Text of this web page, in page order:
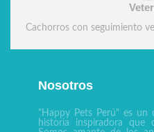
Cachorros con seguimiento
Nosotros
"Happy Pets Perú" es un
historia inspiradora